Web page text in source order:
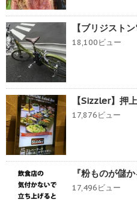
【ブリジスト
18,100ビュー
【Sizzler】押
17,876ビュー
『粉ものが儲
17,496ビュー